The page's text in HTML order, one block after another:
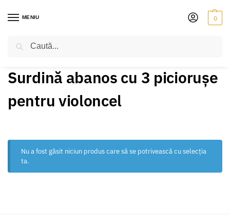
MENIU 0
Surdină abanos cu 3 piciorușe
pentru violoncel
Nu a fost găsit niciun produs care să se potrivească cu selecția
ta.